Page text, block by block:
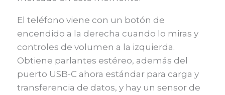
El teléfono viene con un botón de
encendido a la derecha cuando lo miras y
controles de volumen a la izquierda.
Obtiene parlantes estéreo, además del
puerto USB-C ahora estándar para carga y
transferencia de datos, y hay un sensor de